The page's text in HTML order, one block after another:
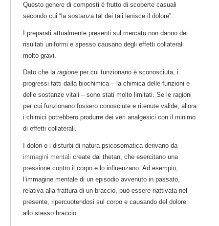
Questo genere di composti è frutto di scoperte casuali
secondo cui “la sostanza tal dei tali lenisce il dolore”.
I preparati attualmente presenti sul mercato non danno dei
risultati uniformi e spesso causano degli effetti collaterali
molto gravi.
Dato che la ragione per cui funzionano è sconosciuta, i
progressi fatti dalla biochimica – la chimica delle funzioni e
delle sostanze vitali – sono stati molto limitati. Se le ragioni
per cui funzionano fossero conosciute e ritenute valide, allora
i chimici potrebbero produrre dei veri analgesici con il minimo
di effetti collaterali.
I dolori o i disturbi di natura psicosomatica derivano da
immagini mentali create dal thetan, che esercitano una
pressione contro il corpo e lo influenzano. Ad esempio,
l’immagine mentale di un episodio avvenuto in passato,
relativa alla frattura di un braccio, può essere riattivata nel
presente, ripercuotendosi sul corpo e causando del dolore
allo stesso braccio.